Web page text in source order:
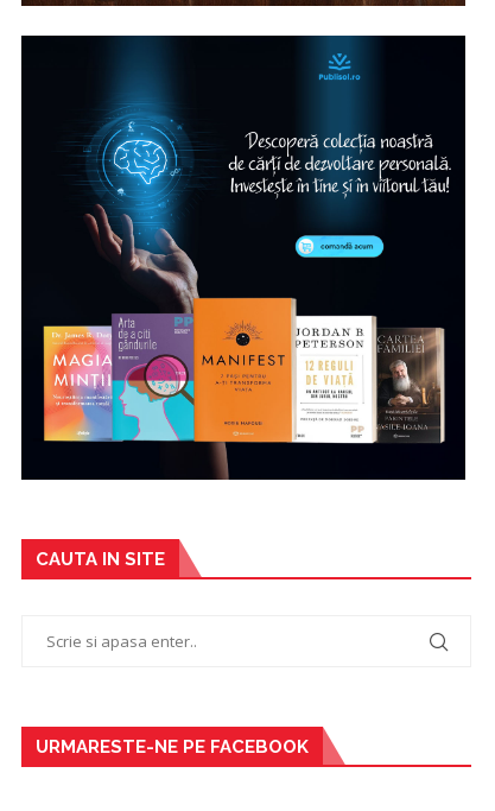
CAUTA IN SITE
URMARESTE-NE PE FACEBOOK